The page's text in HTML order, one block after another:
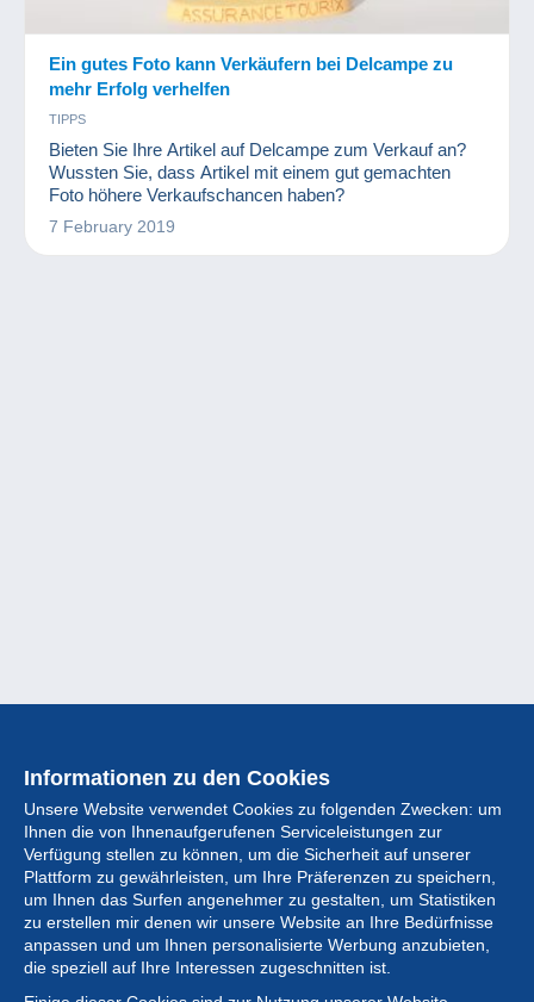
Ein gutes Foto kann Verkäufern bei Delcampe zu
mehr Erfolg verhelfen
TIPPS
Bieten Sie Ihre Artikel auf Delcampe zum Verkauf an?
Wussten Sie, dass Artikel mit einem gut gemachten
Foto höhere Verkaufschancen haben?
7 February 2019
Informationen zu den Cookies
Unsere Website verwendet Cookies zu folgenden Zwecken: um
Ihnen die von Ihnenaufgerufenen Serviceleistungen zur
Verfügung stellen zu können, um die Sicherheit auf unserer
Plattform zu gewährleisten, um Ihre Präferenzen zu speichern,
um Ihnen das Surfen angenehmer zu gestalten, um Statistiken
zu erstellen mir denen wir unsere Website an Ihre Bedürfnisse
anpassen und um Ihnen personalisierte Werbung anzubieten,
die speziell auf Ihre Interessen zugeschnitten ist.
Sammlung